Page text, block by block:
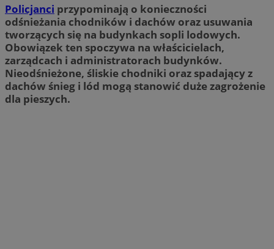
Policjanci przypominają o konieczności
odśnieżania chodników i dachów oraz usuwania
tworzących się na budynkach sopli lodowych.
Obowiązek ten spoczywa na właścicielach,
zarządcach i administratorach budynków.
Nieodśnieżone, śliskie chodniki oraz spadający z
dachów śnieg i lód mogą stanowić duże zagrożenie
dla pieszych.